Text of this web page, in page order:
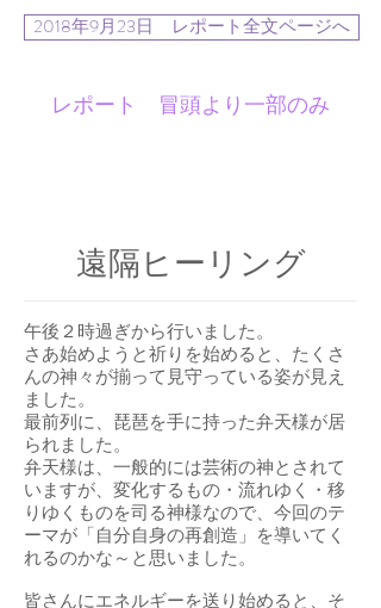
2018年9月23日 レポート全文ページへ
レポート 冒頭より一部のみ
遠隔ヒーリング
午後２時過ぎから行いました。
さあ始めようと祈りを始めると、たくさ
んの神々が揃って見守っている姿が見え
ました。
最前列に、琵琶を手に持った弁天様が居
られました。
弁天様は、一般的には芸術の神とされて
いますが、変化するもの・流れゆく・移
りゆくものを司る神様なので、今回のテ
ーマが「自分自身の再創造」を導いてく
れるのかな～と思いました。
皆さんにエネルギーを送り始めると、そ